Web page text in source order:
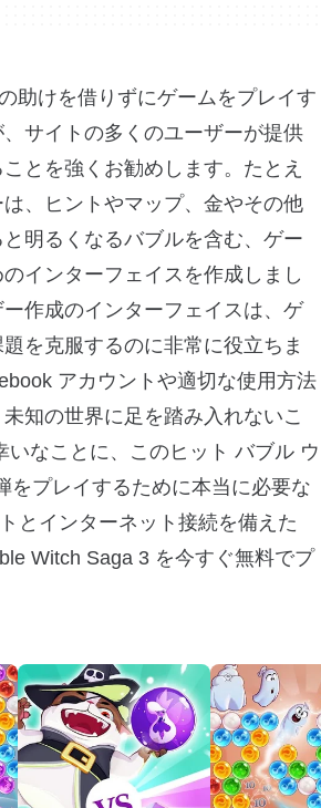
助けを借りずにゲームをプレイす
サイトの多くのユーザーが提供
とを強くお勧めします。たとえ
、ヒントやマップ、金やその他
明るくなるバブルを含む、ゲー
インターフェイスを作成しまし
作成のインターフェイスは、ゲ
を克服するのに非常に役立ちま
アカウントや適切な使用方法
知の世界に足を踏み入れないこ
いなことに、このヒット バブル ウ
をプレイするために本当に必要な
とインターネット接続を備えた
Witch Saga 3 を今すぐ無料でプ